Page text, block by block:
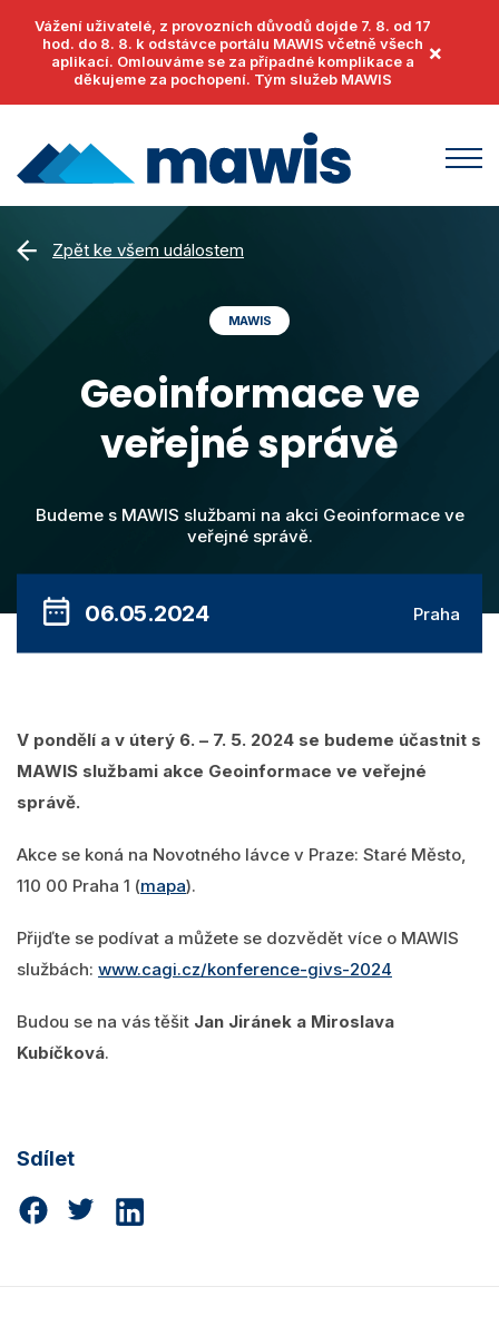
Vážení uživatelé, z provozních důvodů dojde 7. 8. od 17
hod. do 8. 8. k odstávce portálu MAWIS včetně všech
aplikací. Omlouváme se za případné komplikace a
děkujeme za pochopení. Tým služeb MAWIS
×
MawisUtility
MawisGeoportal
MawisTools
MawisPhoto
MawisContract
MawisPasport
Zobrazit všechny produkty
Příklady užití
Podpora
Helpdesk
Dokumenty
Události
Články
Nákupní košík
Čeština
Zpět ke všem událostem
MAWIS
Geoinformace ve
veřejné správě
Budeme s MAWIS službami na akci Geoinformace ve
veřejné správě.
06.05.2024 Praha
V pondělí a v úterý 6. – 7. 5. 2024 se budeme účastnit s
MAWIS službami akce Geoinformace ve veřejné
správě.
Akce se koná na Novotného lávce v Praze: Staré Město,
110 00 Praha 1 (mapa).
Přijďte se podívat a můžete se dozvědět více o MAWIS
službách: www.cagi.cz/konference-givs-2024
Budou se na vás těšit Jan Jiránek a Miroslava
Kubíčková.
Sdílet